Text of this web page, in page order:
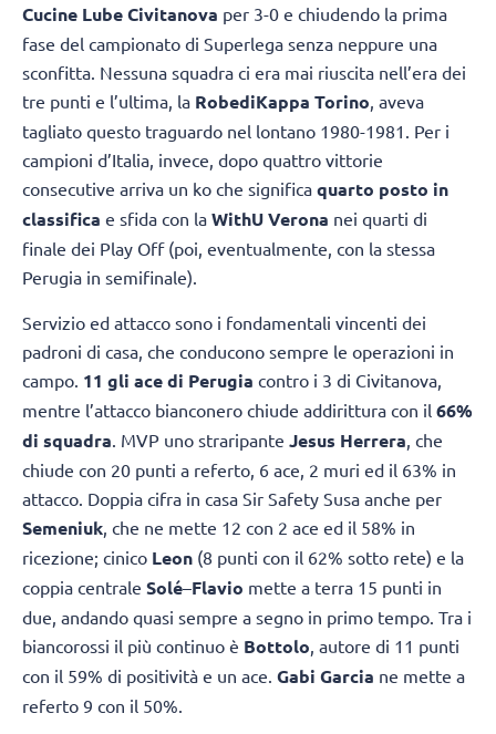
Cucine Lube Civitanova per 3-0 e chiudendo la prima
fase del campionato di Superlega senza neppure una
sconfitta. Nessuna squadra ci era mai riuscita nell’era dei
tre punti e l’ultima, la RobediKappa Torino, aveva
tagliato questo traguardo nel lontano 1980-1981. Per i
campioni d’Italia, invece, dopo quattro vittorie
consecutive arriva un ko che significa quarto posto in
classifica e sfida con la WithU Verona nei quarti di
finale dei Play Off (poi, eventualmente, con la stessa
Perugia in semifinale).
Servizio ed attacco sono i fondamentali vincenti dei
padroni di casa, che conducono sempre le operazioni in
campo. 11 gli ace di Perugia contro i 3 di Civitanova,
mentre l’attacco bianconero chiude addirittura con il 66%
di squadra . MVP uno straripante Jesus Herrera , che
chiude con 20 punti a referto, 6 ace, 2 muri ed il 63% in
attacco. Doppia cifra in casa Sir Safety Susa anche per
Semeniuk , che ne mette 12 con 2 ace ed il 58% in
ricezione; cinico Leon (8 punti con il 62% sotto rete) e la
coppia centrale Solé–Flavio mette a terra 15 punti in
due, andando quasi sempre a segno in primo tempo. Tra i
biancorossi il più continuo è Bottolo , autore di 11 punti
con il 59% di positività e un ace. Gabi Garcia ne mette a
referto 9 con il 50%.